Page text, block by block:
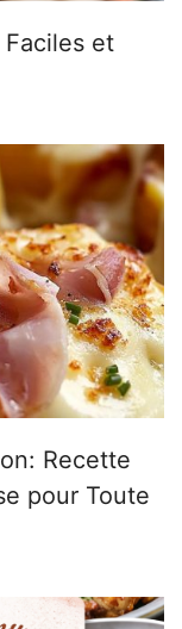
Faciles et
Recette
pour Toute